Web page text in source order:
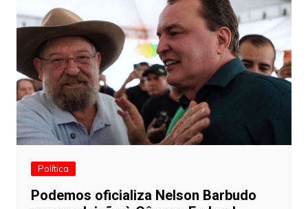
Política
Podemos oficializa Nelson Barbudo